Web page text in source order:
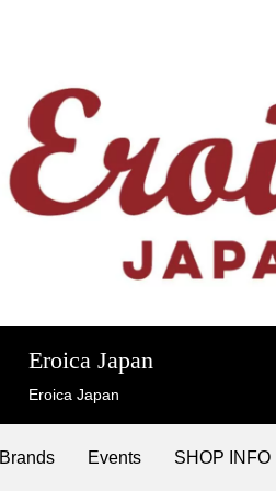
Eroica Japan
Eroica Japan
Brands Events SHOP INFO